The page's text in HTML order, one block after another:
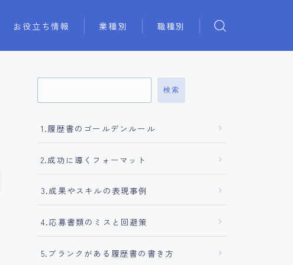
お役立ち情報 業種別 職種別
検索
1.履歴書のゴールデンルール
2.成功に導くフォーマット
3.成果やスキルの表現事例
4.応募書類のミスと回避策
5.ブランクがある履歴書の書き方